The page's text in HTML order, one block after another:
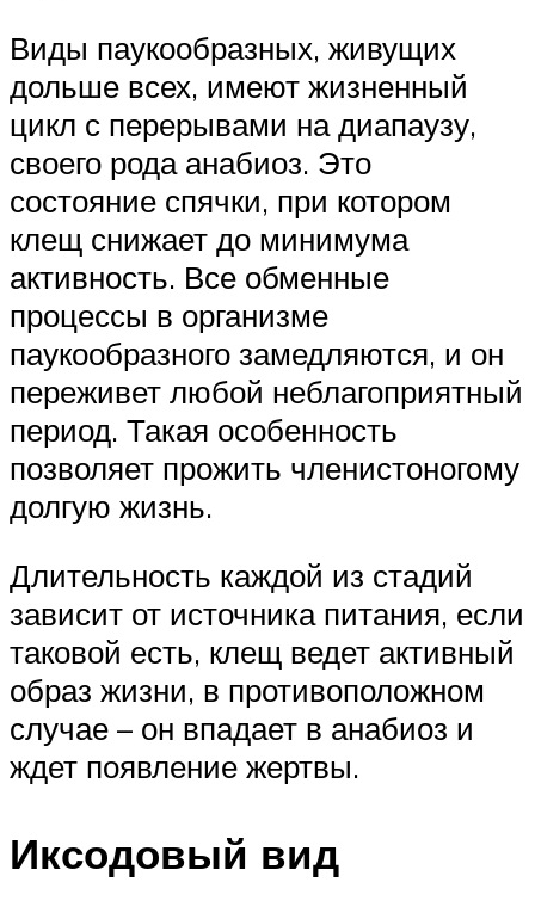
Виды паукообразных, живущих
дольше всех, имеют жизненный
цикл с перерывами на диапаузу,
своего рода анабиоз. Это
состояние спячки, при котором
клещ снижает до минимума
активность. Все обменные
процессы в организме
паукообразного замедляются, и он
переживет любой неблагоприятный
период. Такая особенность
позволяет прожить членистоногому
долгую жизнь.
Длительность каждой из стадий
зависит от источника питания, если
таковой есть, клещ ведет активный
образ жизни, в противоположном
случае – он впадает в анабиоз и
ждет появление жертвы.
Иксодовый вид